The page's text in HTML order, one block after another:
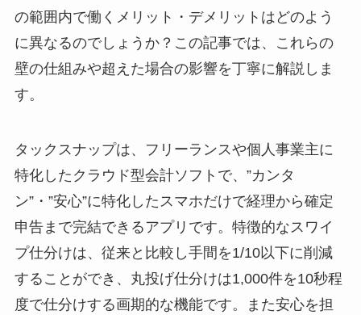
の範囲内で働くメリット・デメリットはどのよう
に異なるのでしょうか？この記事では、これらの
壁の仕組みや超えた場合の影響を丁寧に解説しま
す。
タックスナップは、フリーランスや個人事業主に
特化したクラウド型会計ソフトで、”カンタ
ン”・”安心”に特化したスマホだけで経理から確定
申告まで完結できるアプリです。特徴的なスワイ
プ仕分けは、従来と比較し手間を1/10以下に削減
することができ、丸投げ仕分けは1,000件を10秒程
度で仕分けする画期的な機能です。また安心を担